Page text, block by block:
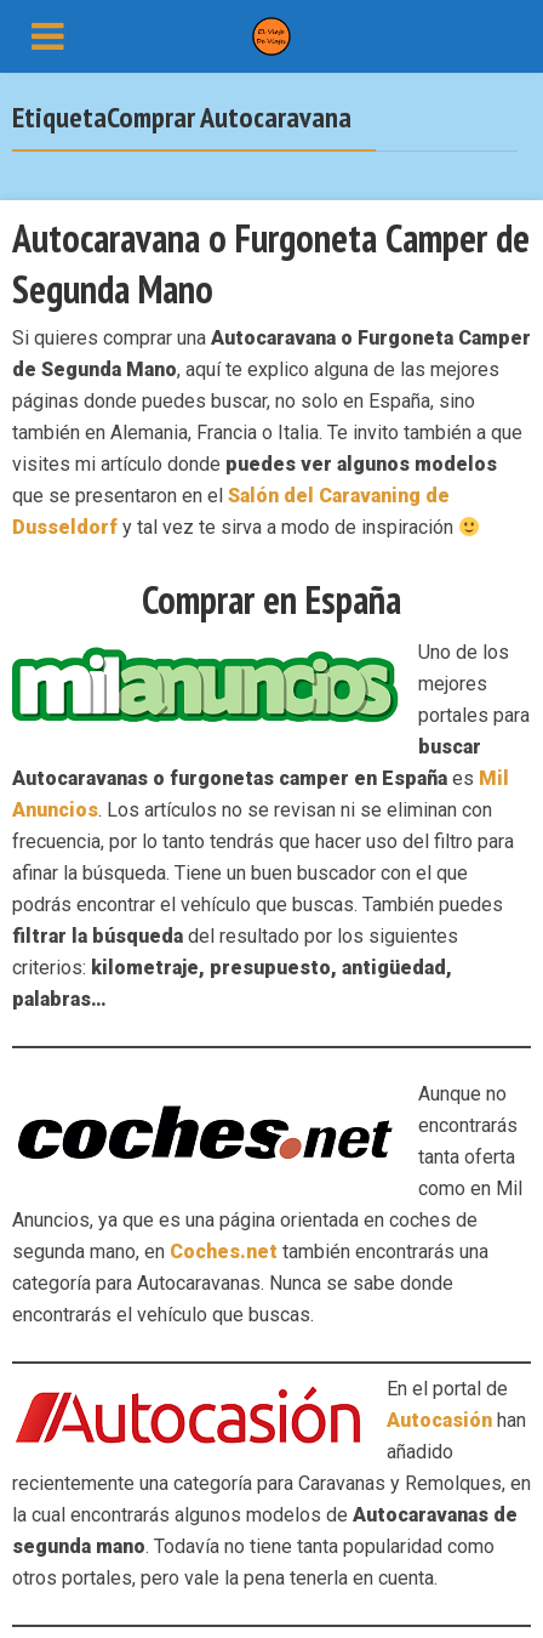
EtiquetaComprar Autocaravana
Autocaravana o Furgoneta Camper de
Segunda Mano
Si quieres comprar una Autocaravana o Furgoneta Camper
de Segunda Mano, aquí te explico alguna de las mejores
páginas donde puedes buscar, no solo en España, sino
también en Alemania, Francia o Italia. Te invito también a que
visites mi artículo donde puedes ver algunos modelos
que se presentaron en el Salón del Caravaning de
Dusseldorf y tal vez te sirva a modo de inspiración
Comprar en España
Uno de los
mejores
portales para
buscar
Autocaravanas o furgonetas camper en España es Mil
Anuncios. Los artículos no se revisan ni se eliminan con
frecuencia, por lo tanto tendrás que hacer uso del filtro para
afinar la búsqueda. Tiene un buen buscador con el que
podrás encontrar el vehículo que buscas. También puedes
filtrar la búsqueda del resultado por los siguientes
criterios: kilometraje, presupuesto, antigüedad,
palabras…
Aunque no
encontrarás
tanta oferta
como en Mil
Anuncios, ya que es una página orientada en coches de
segunda mano, en Coches.net también encontrarás una
categoría para Autocaravanas. Nunca se sabe donde
encontrarás el vehículo que buscas.
En el portal de
Autocasión han
añadido
recientemente una categoría para Caravanas y Remolques, en
la cual encontrarás algunos modelos de Autocaravanas de
segunda mano. Todavía no tiene tanta popularidad como
otros portales, pero vale la pena tenerla en cuenta.